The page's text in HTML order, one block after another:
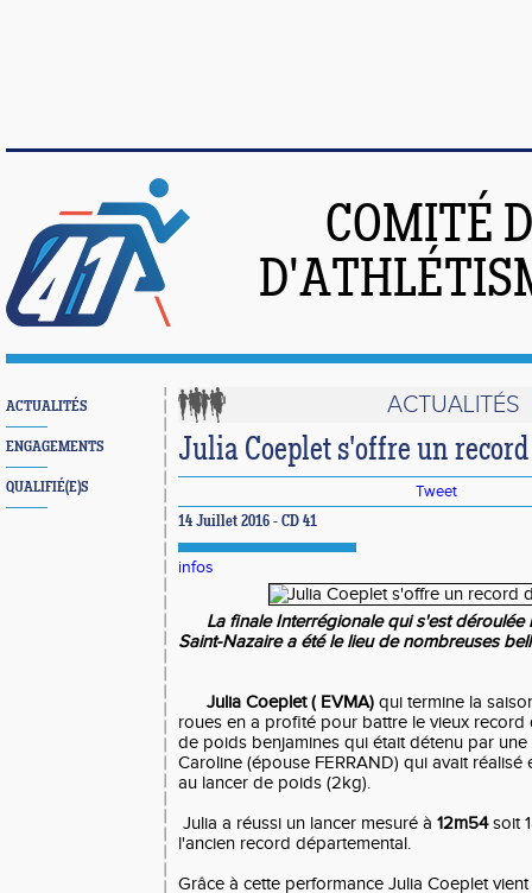
COMITÉ
ACTUALITÉS
ENGAGEMENTS
QUALIFIÉ(E)S
ACTUALITÉS
Julia Coeplet s'offre un
Tweet
14 Juillet 2016 - CD 41
infos
La finale Interrégionale qui s'est déroulée
Saint-Nazaire a été le lieu de nombreuses
Julia Coeplet ( EVMA) qui termine la
roues en a profité pour battre le vieux record
de poids benjamines qui était détenu par une
Caroline (épouse FERRAND) qui avait réalisé
au lancer de poids (2kg).
Julia a réussi un lancer mesuré à 12m54soit
l'ancien record départemental.
Grâce à cette performance Julia Coeplet